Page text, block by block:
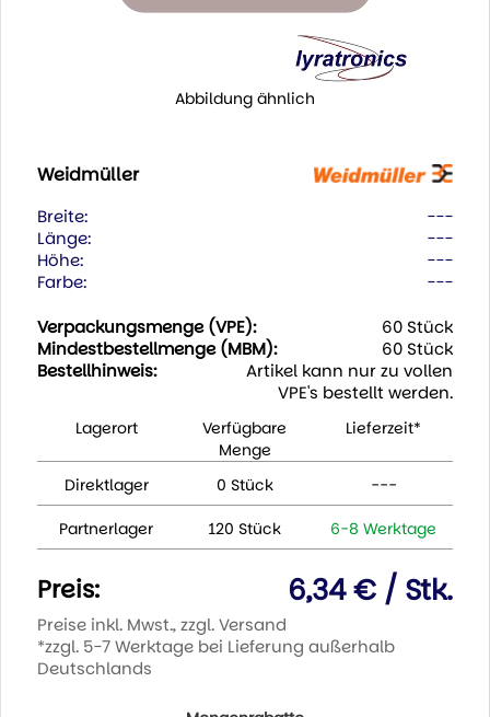
Abbildung ähnlich
Weidmüller
Breite:
---
Länge:
---
Höhe:
---
Farbe:
---
Verpackungsmenge (VPE):
60 Stück
Mindestbestellmenge (MBM):
60 Stück
Bestellhinweis:
Artikel kann nur zu vollen
VPE's bestellt werden.
Lagerort
Verfügbare
Menge
Lieferzeit*
Direktlager 0 Stück ---
Partnerlager 120 Stück 6-8 Werktage
Preis: 6,34 € / Stk.
Preise inkl. Mwst., zzgl. Versand
*zzgl. 5-7 Werktage bei Lieferung außerhalb
Deutschlands